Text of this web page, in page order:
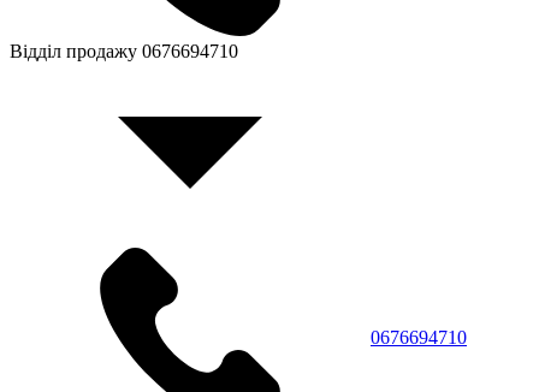
Відділ продажу 0676694710
0676694710